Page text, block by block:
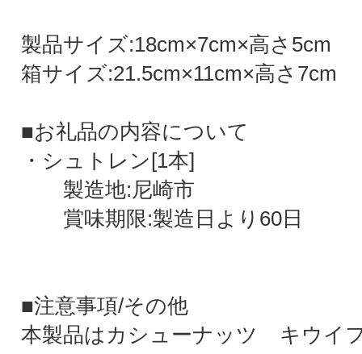
製品サイズ:18cm×7cm×高さ5cm
箱サイズ:21.5cm×11cm×高さ7cm
■お礼品の内容について
・シュトレン[1本]
製造地:尼崎市
賞味期限:製造日より60日
■注意事項/その他
本製品はカシューナッツ キウイ